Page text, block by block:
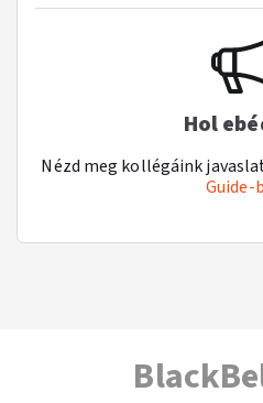
Hol
Nézd meg kollégáink
Guide-